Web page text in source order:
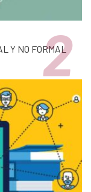
Y NO FORMAL